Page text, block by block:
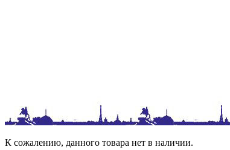
К сожалению, данного товара нет в наличии.